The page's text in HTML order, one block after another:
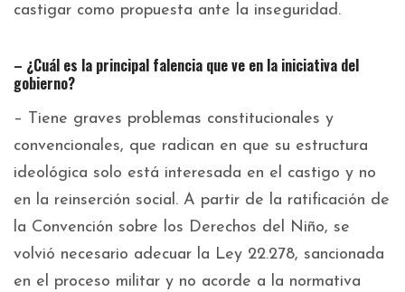
castigar como propuesta ante la inseguridad.
– ¿Cuál es la principal falencia que ve en la iniciativa del
gobierno?
– Tiene graves problemas constitucionales y
convencionales, que radican en que su estructura
ideológica solo está interesada en el castigo y no
en la reinserción social. A partir de la ratificación de
la Convención sobre los Derechos del Niño, se
volvió necesario adecuar la Ley 22.278, sancionada
en el proceso militar y no acorde a la normativa